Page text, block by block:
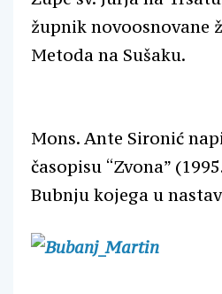
župnik novoosnovane
Metoda na Sušaku.
Mons. Ante Sironić
časopisu “Zvona”
Bubnju kojega u